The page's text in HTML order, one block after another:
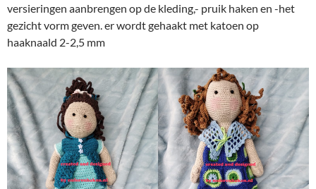
versieringen aanbrengen op de kleding,- pruik haken en -het
gezicht vorm geven. er wordt gehaakt met katoen op
haaknaald 2-2,5 mm